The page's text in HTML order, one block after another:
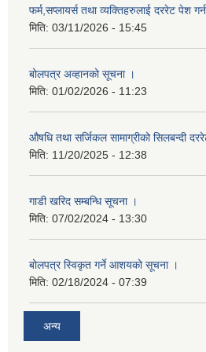
फर्म,सप्लायर्स तथा व्यक्तिहरुलाई दररेट पेश
मिति: 03/11/2026 - 15:45
बोलपत्र अव्हानको सूचना ।
मिति: 01/02/2026 - 11:23
औषधि तथा सर्जिकल सामाग्रीको सिलबन्दी
मिति: 11/20/2025 - 12:38
गाडी खरिद सम्बन्धि सूचना ।
मिति: 07/02/2024 - 13:30
बोलपत्र स्विकृत गर्ने आशयको सूचना ।
मिति: 02/18/2024 - 07:39
अन्य